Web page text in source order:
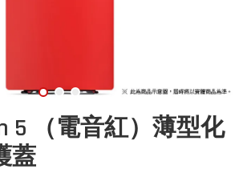
5 （電音紅）薄型化
蓋